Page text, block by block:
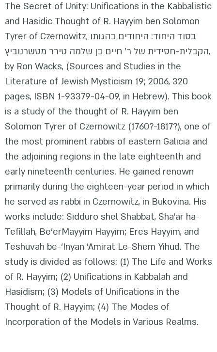
The Secret of Unity: Unifications in the Kabbalistic
and Hasidic Thought of R. Hayyim ben Solomon
Tyrer of Czernowitz, בסוד היחוד: היחודים בהגותו
הקבלית-חסידית של ר' חיים בן שלמה טירר מטשרנוביץ,
by Ron Wacks, (Sources and Studies in the
Literature of Jewish Mysticism 19; 2006, 320
pages, ISBN 1-93379-04-09, in Hebrew). This book
is a study of the thought of R. Hayyim ben
Solomon Tyrer of Czernowitz (1760?-1817?), one of
the most prominent rabbis of eastern Galicia and
the adjoining regions in the late eighteenth and
early nineteenth centuries. He gained renown
primarily during the eighteen-year period in which
he served as rabbi in Czernowitz, in Bukovina. His
works include: Sidduro shel Shabbat, Sha‘ar ha-
Tefillah, Be’erMayyim Hayyim; Eres Hayyim, and
Teshuvah be-‘Inyan ’Amirat Le-Shem Yihud. The
study is divided as follows: (1) The Life and Works
of R. Hayyim; (2) Unifications in Kabbalah and
Hasidism; (3) Models of Unifications in the
Thought of R. Hayyim; (4) The Modes of
Incorporation of the Models in Various Realms.